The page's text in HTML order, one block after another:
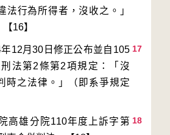
法行為所得者，沒收之。」
17
12月30日修正公布並自105
法第2條第2項規定：「沒
之法律。」（即系爭規定
18
高雄分院110年度上訴字第